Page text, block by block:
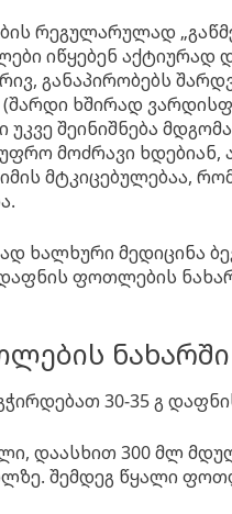
რეგულარულად
იწყებენ აქტიურად
განაპირობებს
ხშირად
შეინიშნება
მოძრავი
მტკიცებულებაა,
ხალხური მედიცინა
ფოთლების
ნახარში
30-35 გ
დაასხით 300 მლ
შემდეგ წყალი